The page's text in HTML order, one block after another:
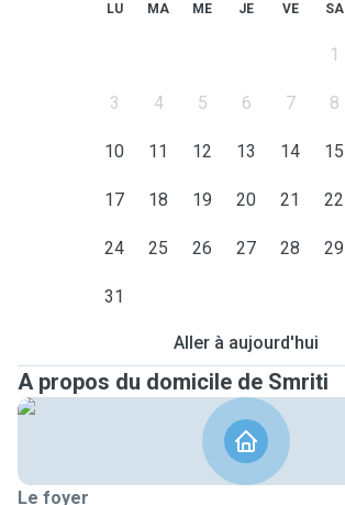
LU MA ME JE VE SA
1
3 4 5 6 7 8
10 11 12 13 14 15
17 18 19 20 21 22
24 25 26 27 28 29
31
Aller à aujourd'hui
A propos du domicile de Smriti
Le foyer